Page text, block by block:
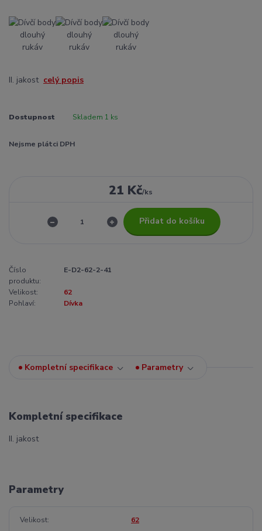
II. jakost celý popis
Dostupnost Skladem 1 ks
Nejsme plátci DPH
21 Kč/ks
Přidat do košíku
Číslo
produktu:
E-D2-62-2-41
Velikost:
62
Pohlaví:
Dívka
Kompletní specifikace Parametry
Kompletní specifikace
II. jakost
Parametry
Velikost 62